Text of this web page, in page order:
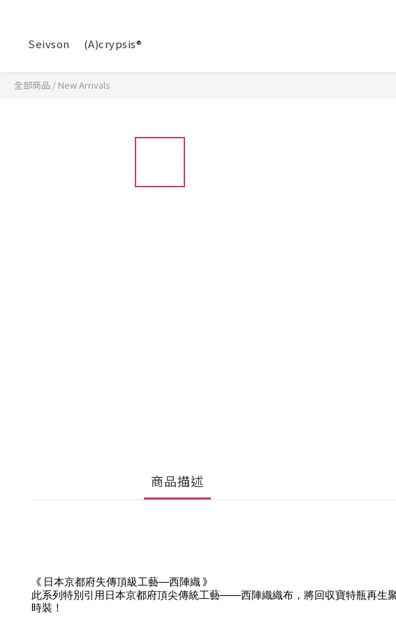
Seivson (A)crypsis®
全部商品 / New Arrivals
商品描述
《 日本京都府失傳頂級工藝—西陣織 》
此系列特別引用日本京都府頂尖傳統工藝——西陣織織布，將回収寶特瓶再生
時裝！